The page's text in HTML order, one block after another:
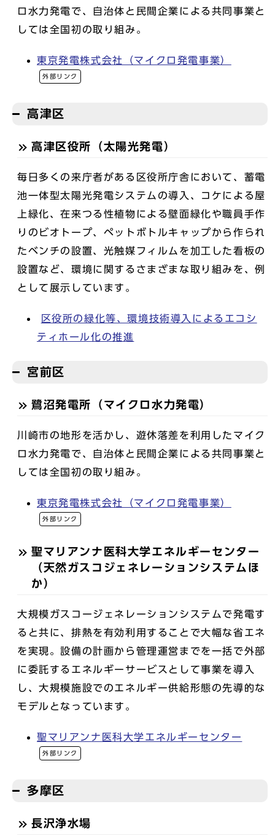
ロ水力発電で、自治体と民間企業による共同事業と
しては全国初の取り組み。
東京発電株式会社（マイクロ発電事業）
外部リンク
高津区
高津区役所（太陽光発電）
毎日多くの来庁者がある区役所庁舎において、蓄電
池一体型太陽光発電システムの導入、コケによる屋
上緑化、在来つる性植物による壁面緑化や職員手作
りのビオトープ、ペットボトルキャップから作られ
たベンチの設置、光触媒フィルムを加工した看板の
設置など、環境に関するさまざまな取り組みを、例
として展示しています。
区役所の緑化等、環境技術導入によるエコシ
ティホール化の推進
宮前区
鷺沼発電所（マイクロ水力発電）
川崎市の地形を活かし、遊休落差を利用したマイク
ロ水力発電で、自治体と民間企業による共同事業と
しては全国初の取り組み。
東京発電株式会社（マイクロ発電事業）
外部リンク
聖マリアンナ医科大学エネルギーセンター
（天然ガスコジェネレーションシステムほ
か）
大規模ガスコージェネレーションシステムで発電す
ると共に、排熱を有効利用することで大幅な省エネ
を実現。設備の計画から管理運営までを一括で外部
に委託するエネルギーサービスとして事業を導入
し、大規模施設でのエネルギー供給形態の先導的な
モデルとなっています。
聖マリアンナ医科大学エネルギーセンター
外部リンク
多摩区
長沢浄水場